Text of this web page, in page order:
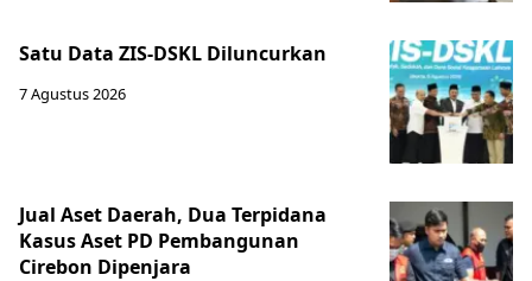
Satu Data ZIS-DSKL Diluncurkan
7 Agustus 2026
Jual Aset Daerah, Dua Terpidana
Kasus Aset PD Pembangunan
Cirebon Dipenjara